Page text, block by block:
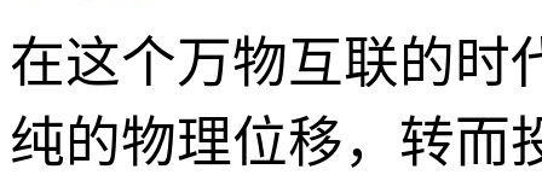
在这个万物互联的时
纯的物理位移，转而